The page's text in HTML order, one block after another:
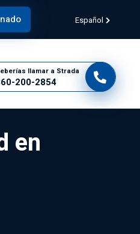
Español
llamar a Strada
200-2854
en